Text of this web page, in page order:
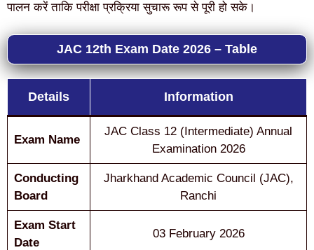
पालन करें ताकि परीक्षा प्रक्रिया सुचारू रूप से पूरी हो सके।
JAC 12th Exam Date 2026 – Table
Details Information
Exam Name
JAC Class 12 (Intermediate) Annual
Examination 2026
Conducting
Board
Jharkhand Academic Council (JAC),
Ranchi
Exam Start
Date
03 February 2026